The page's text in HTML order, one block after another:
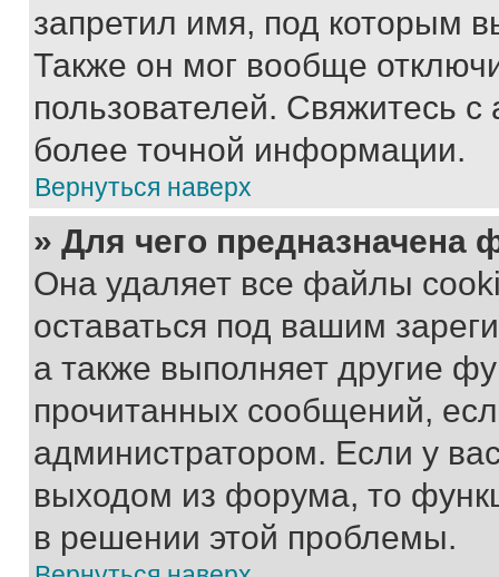
запретил имя, под которым
Также он мог вообще
пользователей. Свяжитесь
более точной информации.
Вернуться наверх
» Для чего предназначена
Она удаляет все файлы
оставаться под вашим
а также выполняет другие
прочитанных сообщений,
администратором. Если у
выходом из форума, то
в решении этой проблемы.